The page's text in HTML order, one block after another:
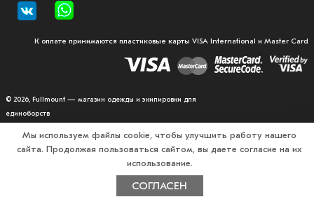
К оплате принимаются пластиковые карты VISA International и Master Card
© 2026, Fullmount — магазин одежды и экипировки для
единоборств
Мы используем файлы cookie, чтобы улучшить работу нашего
сайта. Продолжая пользоваться сайтом, вы даете согласие на их
использование.
СОГЛАСЕН